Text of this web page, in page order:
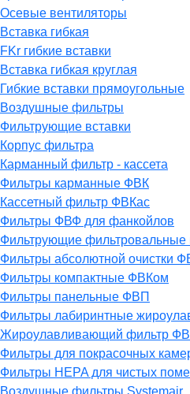
Осевые вентиляторы
Вставка гибкая
FKr гибкие вставки
Вставка гибкая круглая
Гибкие вставки прямоугольные
Воздушные фильтры
Фильтрующие вставки
Корпус фильтра
Карманный фильтр - кассета
Фильтры карманные ФВК
Кассетный фильтр ФВКас
Фильтры ФВФ для фанкойлов
Фильтрующие
Фильтры абсолютной очистки
Фильтры компактные ФВКом
Фильтры панельные ФВП
Фильтры лабиринтные
Жироулавливающий фильтр
Фильтры для покрасочных
Фильтры HEPA для чистых
Воздушные фильтры Systemair